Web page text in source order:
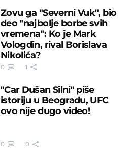
Zovu ga "Severni Vuk", bio
deo "najbolje borbe svih
vremena": Ko je Mark
Vologdin, rival Borislava
Nikolića?
0 1
"Car Dušan Silni" piše
istoriju u Beogradu, UFC
ovo nije dugo video!
0 0